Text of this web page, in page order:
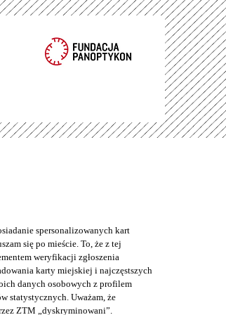
spersonalizowanych kart
się po mieście. To, że z tej
weryfikacji zgłoszenia
karty miejskiej i najczęstszych
danych osobowych z profilem
statystycznych. Uważam, że
ZTM „dyskryminowani”.